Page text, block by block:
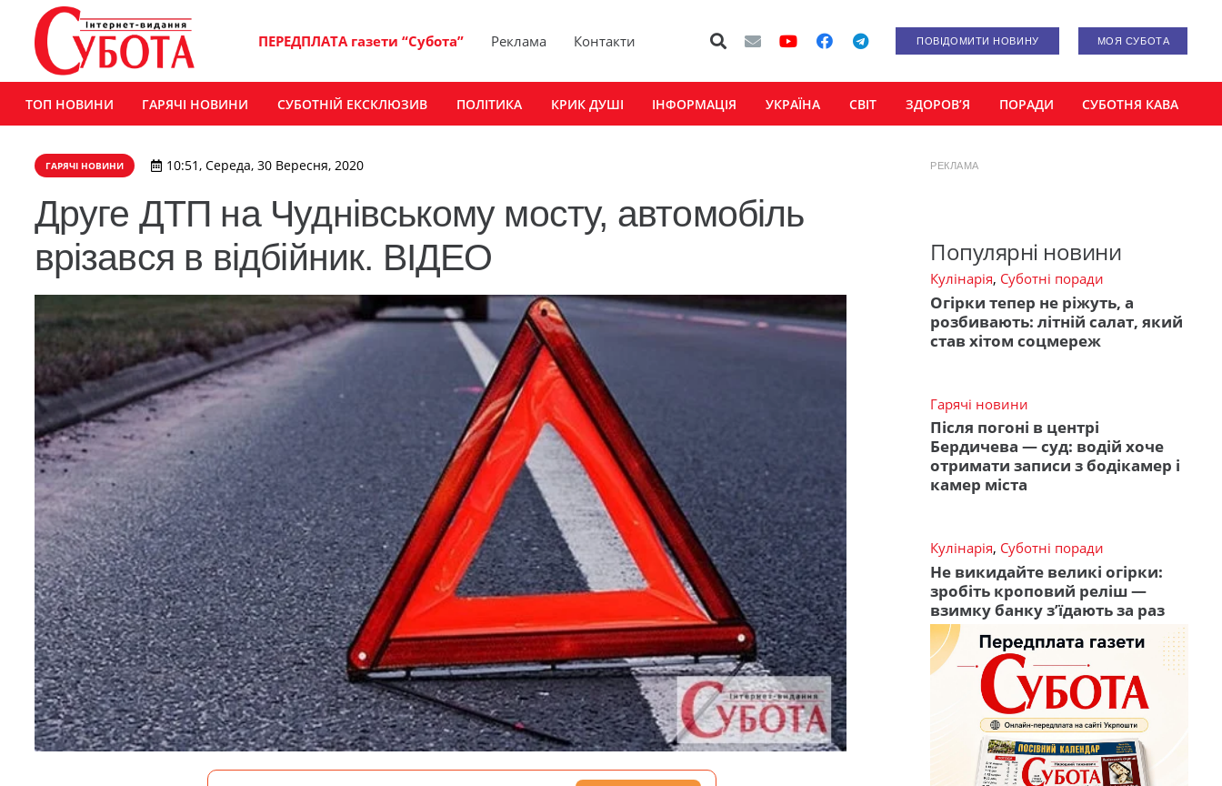
ПЕРЕДПЛАТА газети “Субота” Реклама Контакти ПОВІДОМИТИ НОВИНУ МОЯ СУБОТА
ТОП НОВИНИ ГАРЯЧІ НОВИНИ СУБОТНІЙ ЕКСКЛЮЗИВ ПОЛІТИКА КРИК ДУШІ ІНФОРМАЦІЯ УКРАЇНА СВІТ ЗДОРОВ’Я ПОРАДИ СУБОТНЯ КАВА
ГАРЯЧІ НОВИНИ 10:51, Середа, 30 Вересня, 2020
Друге ДТП на Чуднівському мосту, автомобіль
врізався в відбійник. ВІДЕО
РЕКЛАМА
Популярні новини
Кулінарія, Суботні поради
Огірки тепер не ріжуть, а
розбивають: літній салат, який
став хітом соцмереж
Гарячі новини
Після погоні в центрі
Бердичева — суд: водій хоче
отримати записи з бодікамер і
камер міста
Кулінарія, Суботні поради
Не викидайте великі огірки:
зробіть кроповий реліш —
взимку банку з’їдають за раз